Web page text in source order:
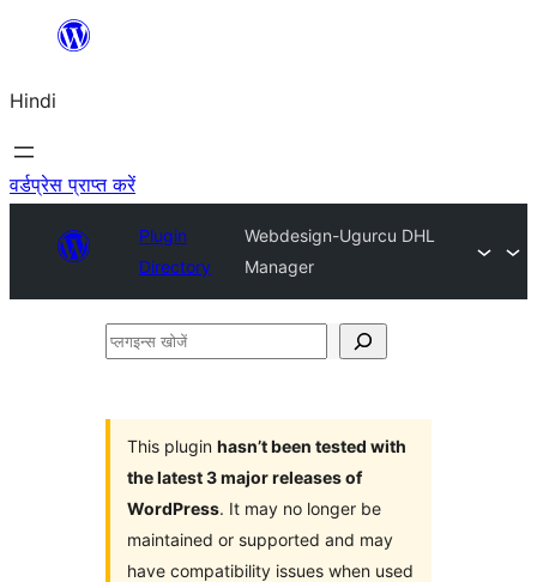
सामग्री
जाएं
Hindi
वर्डप्रेस प्राप्त करें
Plugin
Directory
Webdesign-Ugurcu DHL
Manager
प्लगइन्स
This plugin hasn’t been tested with
the latest 3 major releases of
WordPress. It may no longer be
maintained or supported and may
have compatibility issues when used